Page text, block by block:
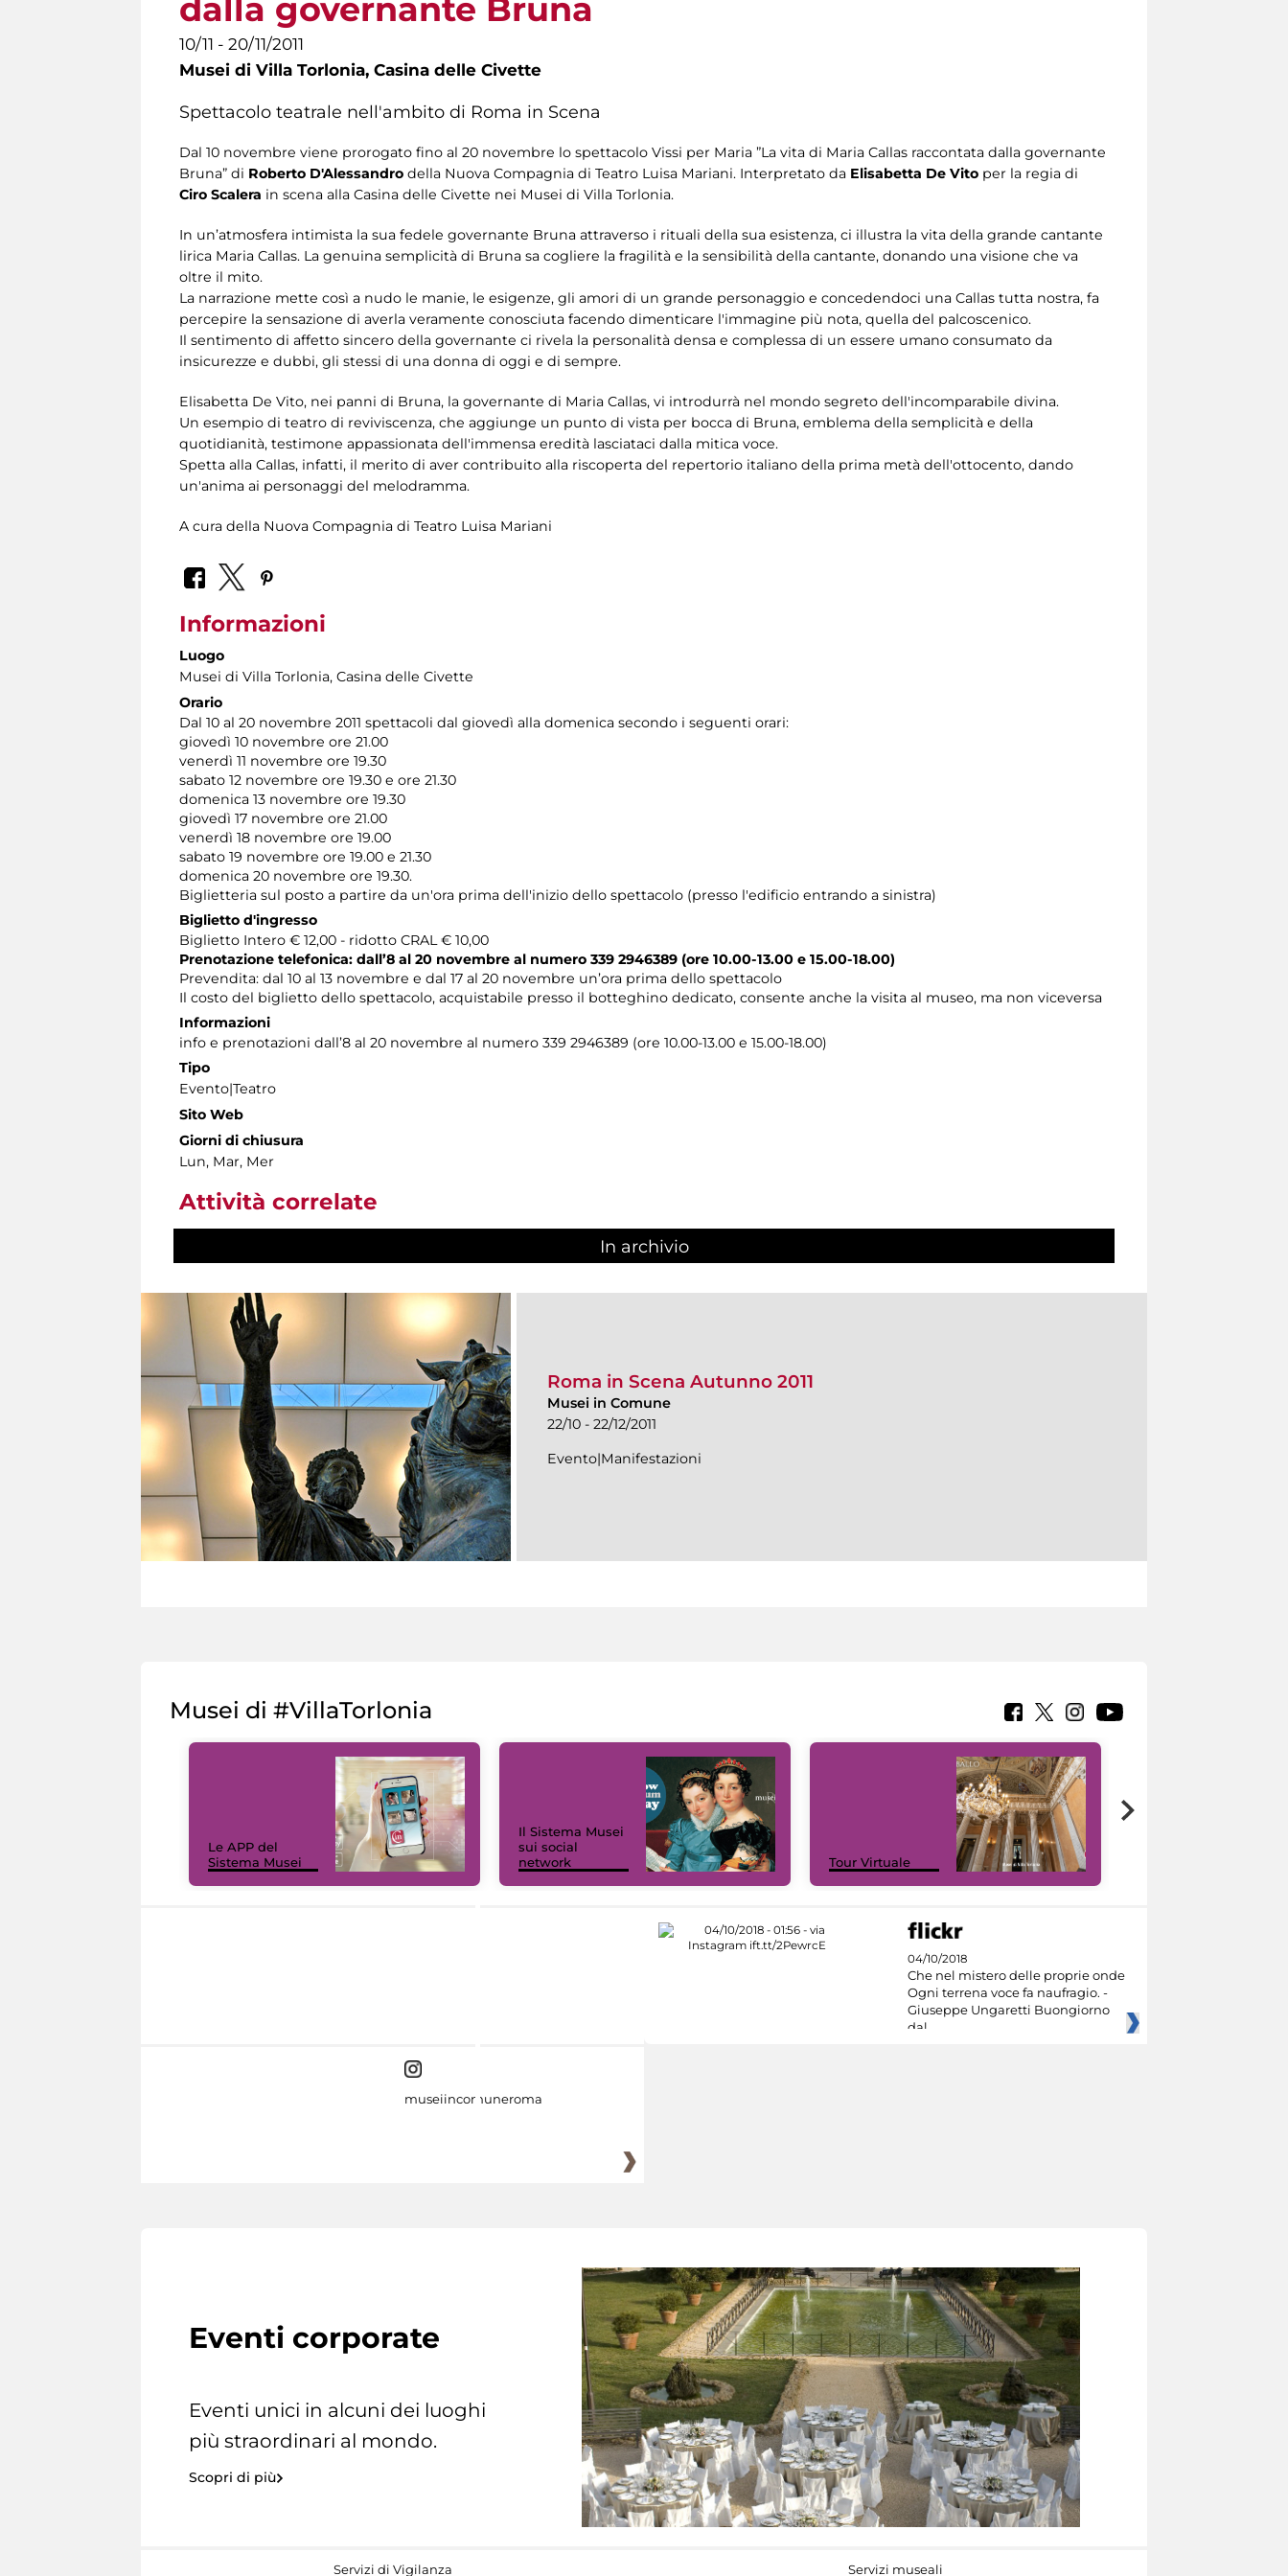
dalla governante Bruna
10/11 - 20/11/2011
Musei di Villa Torlonia, Casina delle Civette
Spettacolo teatrale nell'ambito di Roma in Scena
Dal 10 novembre viene prorogato fino al 20 novembre lo spettacolo Vissi per Maria ”La vita di Maria Callas raccontata dalla governante
Bruna” di Roberto D'Alessandro della Nuova Compagnia di Teatro Luisa Mariani. Interpretato da Elisabetta De Vito per la regia di
Ciro Scalera in scena alla Casina delle Civette nei Musei di Villa Torlonia.
In un’atmosfera intimista la sua fedele governante Bruna attraverso i rituali della sua esistenza, ci illustra la vita della grande cantante
lirica Maria Callas. La genuina semplicità di Bruna sa cogliere la fragilità e la sensibilità della cantante, donando una visione che va
oltre il mito.
La narrazione mette così a nudo le manie, le esigenze, gli amori di un grande personaggio e concedendoci una Callas tutta nostra, fa
percepire la sensazione di averla veramente conosciuta facendo dimenticare l'immagine più nota, quella del palcoscenico.
Il sentimento di affetto sincero della governante ci rivela la personalità densa e complessa di un essere umano consumato da
insicurezze e dubbi, gli stessi di una donna di oggi e di sempre.
Elisabetta De Vito, nei panni di Bruna, la governante di Maria Callas, vi introdurrà nel mondo segreto dell'incomparabile divina.
Un esempio di teatro di reviviscenza, che aggiunge un punto di vista per bocca di Bruna, emblema della semplicità e della
quotidianità, testimone appassionata dell'immensa eredità lasciataci dalla mitica voce.
Spetta alla Callas, infatti, il merito di aver contribuito alla riscoperta del repertorio italiano della prima metà dell'ottocento, dando
un'anima ai personaggi del melodramma.
A cura della Nuova Compagnia di Teatro Luisa Mariani
Informazioni
Luogo
Musei di Villa Torlonia, Casina delle Civette
Orario
Dal 10 al 20 novembre 2011 spettacoli dal giovedì alla domenica secondo i seguenti orari:
giovedì 10 novembre ore 21.00
venerdì 11 novembre ore 19.30
sabato 12 novembre ore 19.30 e ore 21.30
domenica 13 novembre ore 19.30
giovedì 17 novembre ore 21.00
venerdì 18 novembre ore 19.00
sabato 19 novembre ore 19.00 e 21.30
domenica 20 novembre ore 19.30.
Biglietteria sul posto a partire da un'ora prima dell'inizio dello spettacolo (presso l'edificio entrando a sinistra)
Biglietto d'ingresso
Biglietto Intero € 12,00 - ridotto CRAL € 10,00
Prenotazione telefonica: dall’8 al 20 novembre al numero 339 2946389 (ore 10.00-13.00 e 15.00-18.00)
Prevendita: dal 10 al 13 novembre e dal 17 al 20 novembre un’ora prima dello spettacolo
Il costo del biglietto dello spettacolo, acquistabile presso il botteghino dedicato, consente anche la visita al museo, ma non viceversa
Informazioni
info e prenotazioni dall’8 al 20 novembre al numero 339 2946389 (ore 10.00-13.00 e 15.00-18.00)
Tipo
Evento|Teatro
Sito Web
Giorni di chiusura
Lun, Mar, Mer
Attività correlate
In archivio
Roma in Scena Autunno 2011
Musei in Comune
22/10 - 22/12/2011
Evento|Manifestazioni
Musei di #VillaTorlonia
Le APP del
Sistema Musei
Il Sistema Musei
sui social
network
Tour Virtuale
04/10/2018
Che nel mistero delle proprie onde
Ogni terrena voce fa naufragio. -
Giuseppe Ungaretti Buongiorno
dal
museiincomuneroma
Eventi corporate
Eventi unici in alcuni dei luoghi
più straordinari al mondo.
Scopri di più
Servizi di Vigilanza Servizi museali